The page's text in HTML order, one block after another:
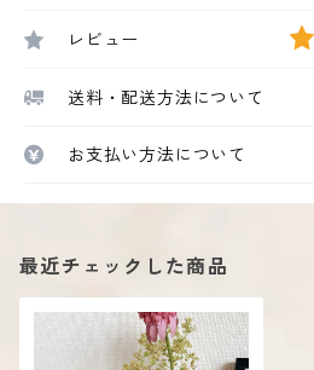
レビュー
送料・配送方法について
お支払い方法について
最近チェックした商品